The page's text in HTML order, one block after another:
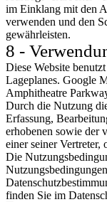
im Einklang mit den
verwenden und den
gewährleisten.
8 -
Diese Website
Lageplanes. Google
Amphitheatre
Durch die Nutzung
Erfassung,
erhobenen sowie der
einer seiner Vertreter,
Die
finden Sie im